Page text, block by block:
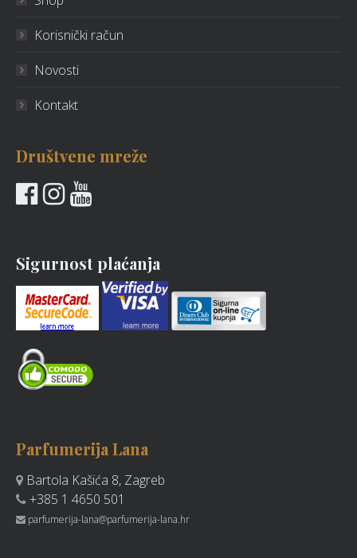
Korisnički račun
Novosti
Kontakt
Društvene mreže
Sigurnost plaćanja
Parfumerija Lana
Bartola Kašića 8, Zagreb
+385 1 4650 501
parfumerija-lana@parfumerija-lana.hr